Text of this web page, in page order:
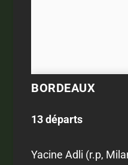
BORDEAUX
13 départs
Yacine Adli (r.p,